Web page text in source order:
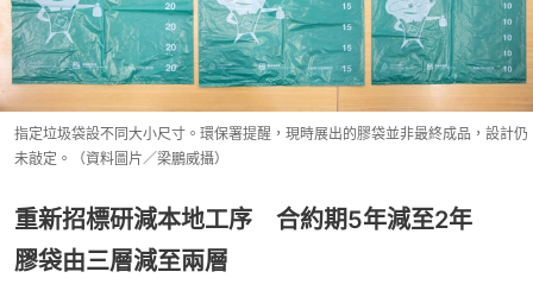
指定垃圾袋設不同大小尺寸。環保署提醒，現時展出的膠袋並非最終成品，設計仍
未敲定。（資料圖片／梁鵬威攝）
重新招標研減本地工序 合約期5年減至2年
膠袋由三層減至兩層